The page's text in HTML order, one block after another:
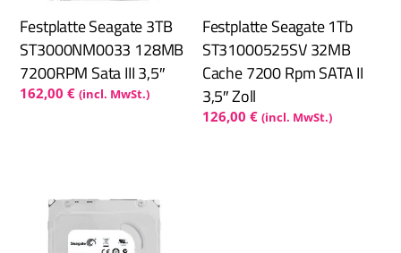
Festplatte Seagate 3TB
ST3000NM0033 128MB
7200RPM Sata III 3,5″
162,00€ (incl. MwSt.)
Festplatte Seagate 1Tb
ST31000525SV 32MB
Cache 7200 Rpm SATA II
3,5″ Zoll
126,00 € (incl. MwSt.)